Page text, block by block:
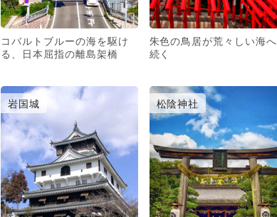
コバルトブルーの海を駆け
る、日本屈指の離島架橋
朱色の鳥居が荒々しい海へ
続く
岩国城 松陰神社